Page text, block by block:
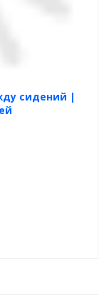
сидений |